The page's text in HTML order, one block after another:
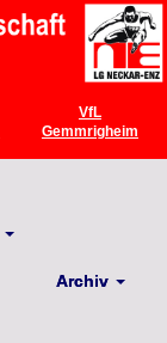
VfL
Gemmrigheim
Archiv